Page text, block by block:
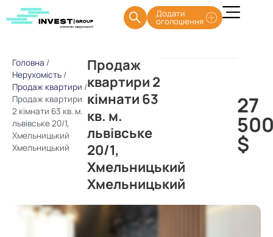
Додати
оголошення
Головна /
Нерухомість /
Продаж квартири /
Продаж квартири
2 кімнати 63 кв. м.
львівське 20/1,
Хмельницький
Хмельницький
Продаж
квартири 2
кімнати 63
кв. м.
львівське
20/1,
Хмельницький
Хмельницький
27
$